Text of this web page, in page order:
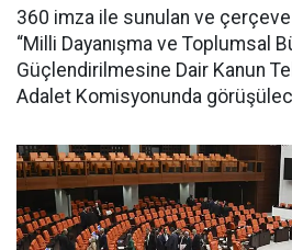
360 imza ile sunulan ve
“Milli Dayanışma ve Toplumsal
Güçlendirilmesine Dair Kanun
Adalet Komisyonunda